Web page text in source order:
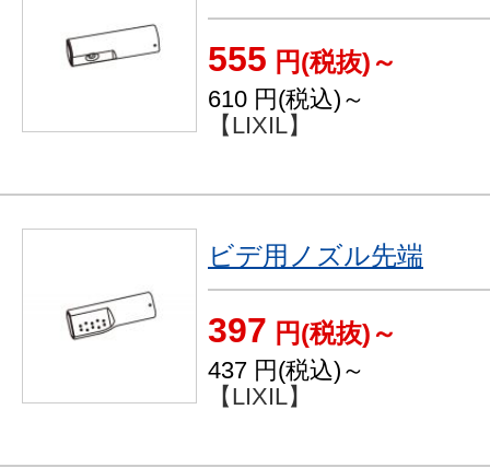
555 円(税抜)～
610 円(税込)～
【LIXIL】
ビデ用ノズル先端
397 円(税抜)～
437 円(税込)～
【LIXIL】